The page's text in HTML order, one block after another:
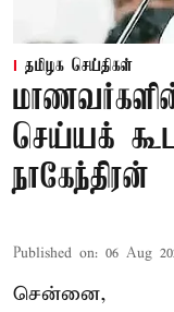
தமிழக செய்திகள்
செய்யக்
நாகேந்திரன்
Published on: 06 Aug
சென்னை,